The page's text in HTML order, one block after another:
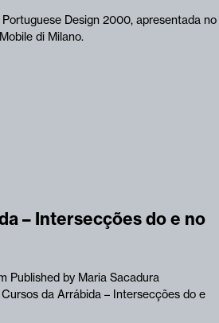
Design 2000, apresentada no
di Milano.
– Intersecções do e no
Published by Maria Sacadura
da Arrábida – Intersecções do e